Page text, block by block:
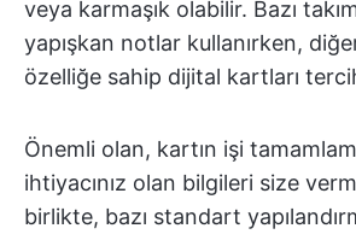
veya karmaşık olabilir. Bazı
yapışkan notlar kullanırken,
özelliğe sahip dijital kartları
Önemli olan, kartın işi
ihtiyacınız olan bilgileri size
birlikte, bazı standart